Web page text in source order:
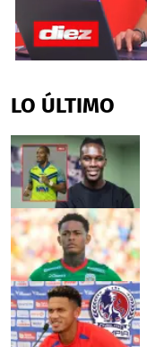
of
4
51
seconds
LO ÚLTIMO